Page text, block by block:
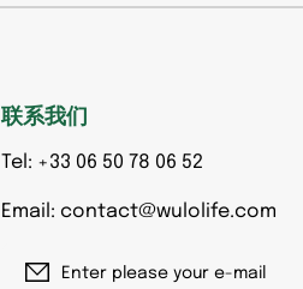
联系我们
Tel: +33 06 50 78 06 52
Email: contact@wulolife.com
Enter please your e-mail